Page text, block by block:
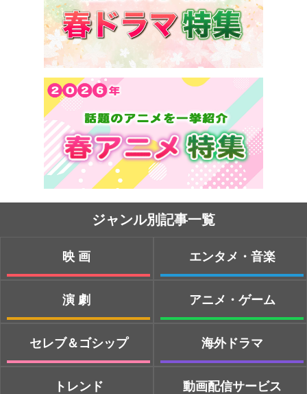
ジャンル別記事一覧
映画
演劇
セレブ＆ゴシップ
トレンド
エンタメ・音楽
アニメ・ゲーム
海外ドラマ
動画配信サービス